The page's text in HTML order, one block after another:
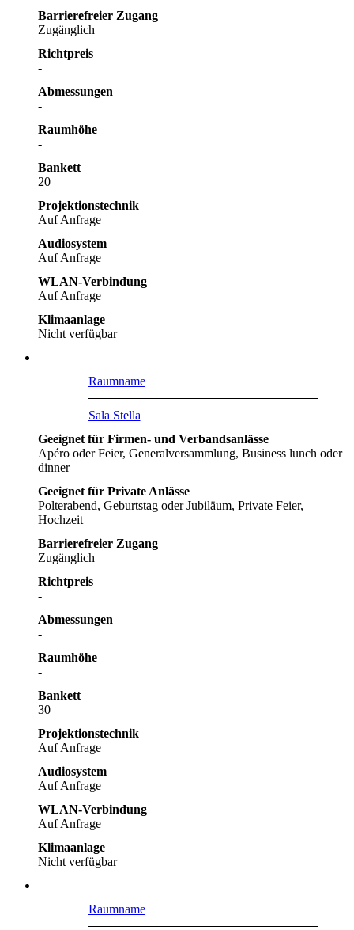
Barrierefreier Zugang
Zugänglich
Richtpreis
-
Abmessungen
-
Raumhöhe
-
Bankett
20
Projektionstechnik
Auf Anfrage
Audiosystem
Auf Anfrage
WLAN-Verbindung
Auf Anfrage
Klimaanlage
Nicht verfügbar
Raumname
Sala Stella
Geeignet für Firmen- und Verbandsanlässe
Apéro oder Feier, Generalversammlung, Business lunch oder
dinner
Geeignet für Private Anlässe
Polterabend, Geburtstag oder Jubiläum, Private Feier,
Hochzeit
Barrierefreier Zugang
Zugänglich
Richtpreis
-
Abmessungen
-
Raumhöhe
-
Bankett
30
Projektionstechnik
Auf Anfrage
Audiosystem
Auf Anfrage
WLAN-Verbindung
Auf Anfrage
Klimaanlage
Nicht verfügbar
Raumname